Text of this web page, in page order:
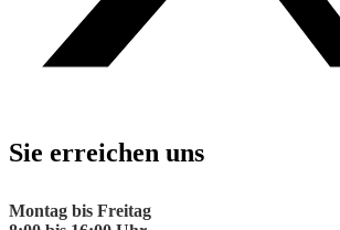
Sie erreichen uns
Montag bis Freitag